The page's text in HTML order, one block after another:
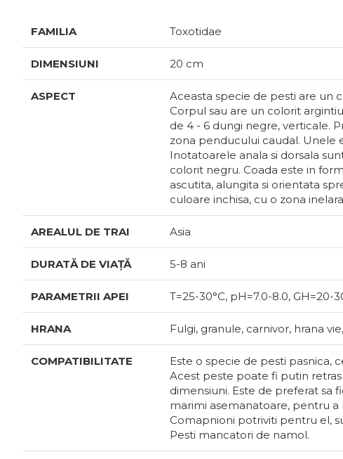
FAMILIA Toxotidae
DIMENSIUNI 20 cm
ASPECT
Aceasta specie de pesti are un
Corpul sau are un colorit
de 4 - 6 dungi negre, verticale.
zona penducului caudal.
Inotatoarele anala si dorsala
colorit negru. Coada este in
ascutita, alungita si orientata
culoare inchisa, cu o zona
AREALUL DE TRAI Asia
DURATĂ DE VIAȚĂ 5-8 ani
PARAMETRII APEI Т=25-30°С, pH=7.0-8.0, GH=20-
HRANA Fulgi, granule, carnivor, hrana
COMPATIBILITATE
Este o specie de pesti pasnica,
Acest peste poate fi putin
dimensiuni. Este de preferat sa
marimi asemanatoare, pentru a
Comapnioni potriviti pentru el,
Pesti mancatori de namol.